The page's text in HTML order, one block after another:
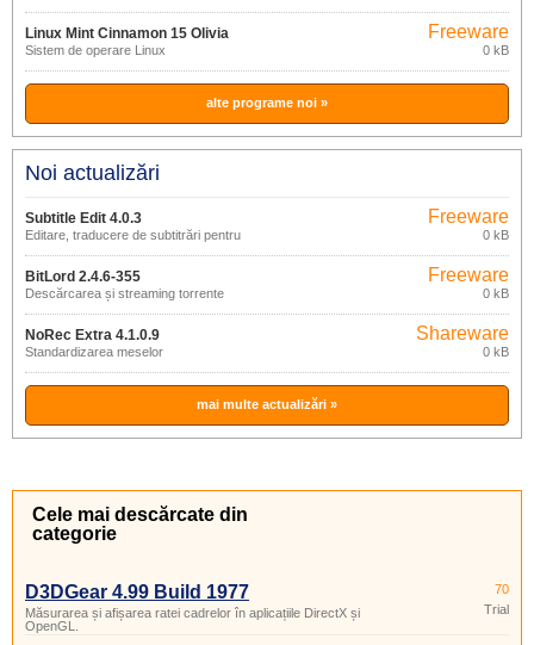
Linux Mint Cinnamon 15 Olivia
Sistem de operare Linux
Freeware
0 kB
alte programe noi »
Noi actualizări
Subtitle Edit 4.0.3
Editare, traducere de subtitrări pentru
Freeware
0 kB
BitLord 2.4.6-355
Descărcarea și streaming torrente
Freeware
0 kB
NoRec Extra 4.1.0.9
Standardizarea meselor
Shareware
0 kB
mai multe actualizări »
Cele mai descărcate din
categorie
D3DGear 4.99 Build 1977
Măsurarea și afișarea ratei cadrelor în aplicațiile DirectX și
OpenGL.
70
Trial